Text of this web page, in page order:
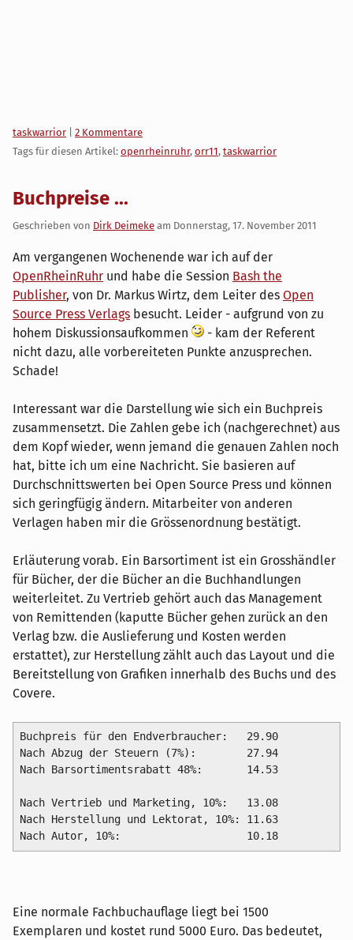
Kategorien:
taskwarrior
2 Kommentare
Tags für diesen Artikel: openrheinruhr, orr11, taskwarrior
Buchpreise ...
Geschrieben von Dirk Deimeke am Donnerstag, 17. November 2011
Am vergangenen Wochenende war ich auf der
OpenRheinRuhr und habe die Session Bash the
Publisher, von Dr. Markus Wirtz, dem Leiter des Open
Source Press Verlags besucht. Leider - aufgrund von zu
hohem Diskussionsaufkommen
- kam der Referent
nicht dazu, alle vorbereiteten Punkte anzusprechen.
Schade!
Interessant war die Darstellung wie sich ein Buchpreis
zusammensetzt. Die Zahlen gebe ich (nachgerechnet) aus
dem Kopf wieder, wenn jemand die genauen Zahlen noch
hat, bitte ich um eine Nachricht. Sie basieren auf
Durchschnittswerten bei Open Source Press und können
sich geringfügig ändern. Mitarbeiter von anderen
Verlagen haben mir die Grössenordnung bestätigt.
Erläuterung vorab. Ein Barsortiment ist ein Grosshändler
für Bücher, der die Bücher an die Buchhandlungen
weiterleitet. Zu Vertrieb gehört auch das Management
von Remittenden (kaputte Bücher gehen zurück an den
Verlag bzw. die Auslieferung und Kosten werden
erstattet), zur Herstellung zählt auch das Layout und die
Bereitstellung von Grafiken innerhalb des Buchs und des
Covere.
Buchpreis für den Endverbraucher:   29.90
Nach Abzug der Steuern (7%):        27.94
Nach Barsortimentsrabatt 48%:       14.53
Nach Vertrieb und Marketing, 10%:   13.08
Nach Herstellung und Lektorat, 10%: 11.63
Nach Autor, 10%:                    10.18
Eine normale Fachbuchauflage liegt bei 1500
Exemplaren und kostet rund 5000 Euro. Das bedeutet,